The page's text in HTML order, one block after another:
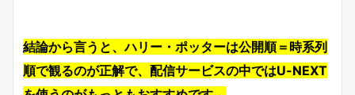
結論から言うと、ハリー・ポッターは公開順＝時系列
順で観るのが正解で、配信サービスの中ではU-NEXT